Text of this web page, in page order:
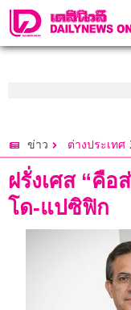
ข่าว ต่างประเทศ
ฝรั่งเศส “คื
โด-แปซิฟิก